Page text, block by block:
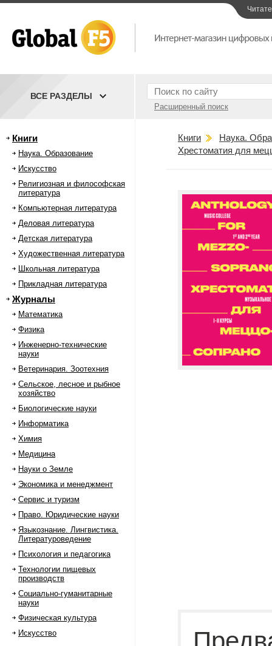
Расширенный поиск
ВСЕ РАЗДЕЛЫ
Книги
Наука. Образование
Искусство
Религиозная и философская
литература
Компьютерная литература
Деловая литература
Детская литература
Художественная литература
Школьная литература
Прикладная литература
Журналы
Математика
Физика
Инженерно-технические
науки
Ветеринария. Зоотехния
Сельское, лесное и рыбное
хозяйство
Биологические науки
Информатика
Химия
Медицина
Науки о Земле
Экономика и менеджмент
Сервис и туризм
Право. Юридические науки
Языкознание. Лингвистика.
Литературоведение
Психология и педагогика
Технологии пищевых
производств
Социально-гуманитарные
науки
Физическая культура
Искусство
Книги
Наука.
Хрестоматия для